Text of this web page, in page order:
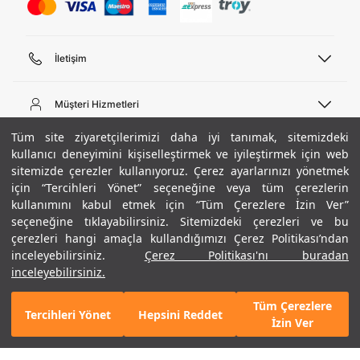
Tüm site ziyaretçilerimizi daha iyi tanımak, sitemizdeki
kullanıcı deneyimini kişiselleştirmek ve iyileştirmek için web
sitemizde çerezler kullanıyoruz. Çerez ayarlarınızı yönetmek
için “Tercihleri Yönet” seçeneğine veya tüm çerezlerin
kullanımını kabul etmek için “Tüm Çerezlere İzin Ver”
seçeneğine tıklayabilirsiniz. Sitemizdeki çerezleri ve bu
çerezleri hangi amaçla kullandığımızı Çerez Politikası’ndan
inceleyebilirsiniz.
Çerez Politikası'nı buradan
inceleyebilirsiniz.
Tercihleri Yönet Hepsini Reddet
Tüm Çerezlere
İzin Ver
+ 12 Renk
3.290 TL
%30
SEPETE EKLE
İletişim
444 02 00
Pazartesi - Cuma 09:00 - 18:00
E-posta
bilgi@underarmour.com
Müşteri Hizmetleri
Sipariş Sorgulama
Bize Ulaşın
Teslimat Bilgileri
İşlem Rehberi
İade ve Değişimler
Sıkça Sorulan Sorular
Beden Rehberi
Site Haritası
Hakkımızda
Ticari Bilgiler
Hükümler ve Koşullar
Gizlilik Politikası
Çerez Politikası
Kariyer
ETBİS
UA Sosyal Medya
Instagram
Facebook
Twitter
Popüler Kategoriler
Erkek Basketbol Ayakkabısı
Çocuk Basketbol Ayakkabısı
Erkek Eşofman
Kadın Tayt